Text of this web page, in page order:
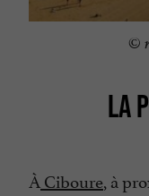
©
LA
À Ciboure, à